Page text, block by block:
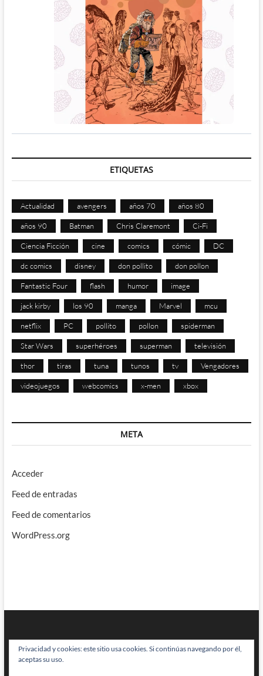
ETIQUETAS
Actualidad avengers años 70 años 80
años 90 Batman Chris Claremont Ci-Fi
Ciencia Ficción cine comics cómic DC
dc comics disney don pollito don pollon
Fantastic Four flash humor image
jack kirby los 90 manga Marvel mcu
netflix PC pollito pollon spiderman
Star Wars superhéroes superman televisión
thor tiras tuna tunos tv Vengadores
videojuegos webcomics x-men xbox
META
Acceder
Feed de entradas
Feed de comentarios
WordPress.org
Privacidad y cookies: este sitio usa cookies. Si continúas navegando por él,
aceptas su uso.